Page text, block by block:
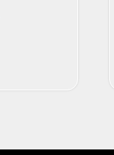
Las
pueden